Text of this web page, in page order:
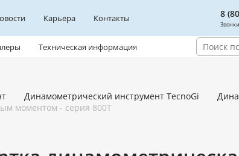
Карьера Контакты 8
Техническая информация
Динамометрический инструмент TecnoGi
моментом - серия 800T